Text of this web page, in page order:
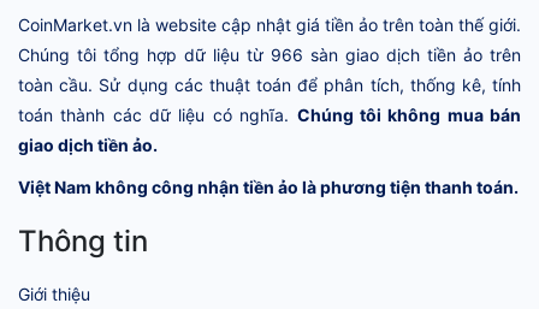
CoinMarket.vn là website cập nhật giá tiền ảo trên toàn thế giới.
Chúng tôi tổng hợp dữ liệu từ 966 sàn giao dịch tiền ảo trên
toàn cầu. Sử dụng các thuật toán để phân tích, thống kê, tính
toán thành các dữ liệu có nghĩa. Chúng tôi không mua bán
giao dịch tiền ảo.
Việt Nam không công nhận tiền ảo là phương tiện thanh toán.
Thông tin
Giới thiệu